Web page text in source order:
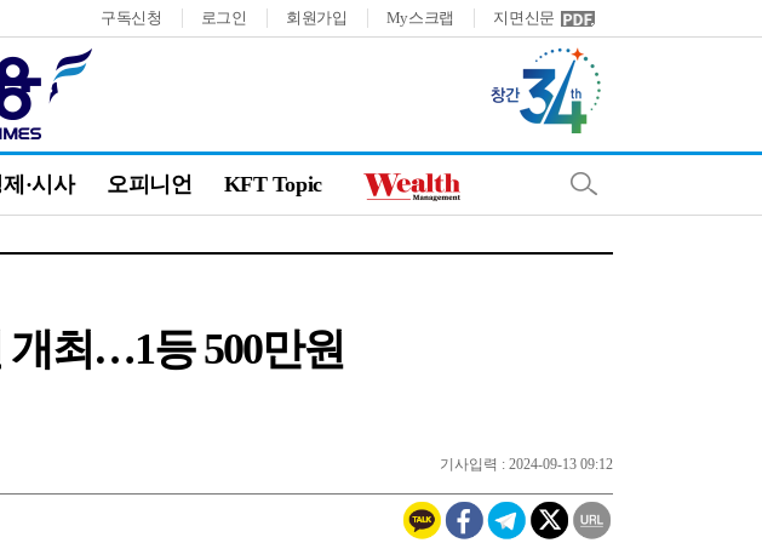
구독신청 로그인 회원가입 My스크랩 지면신문
·시사 오피니언 KFT Topic
개최…1등 500만원
기사입력 : 2024-09-13 09:12